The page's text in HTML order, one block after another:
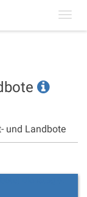
und Landbote